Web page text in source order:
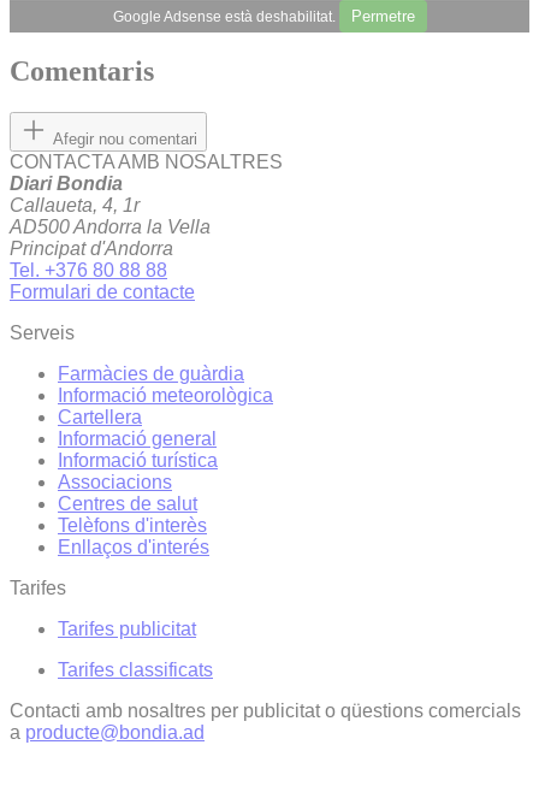
Google Adsense està deshabilitat. Permetre
Comentaris
Afegir nou comentari
CONTACTA AMB NOSALTRES
Diari Bondia
Callaueta, 4, 1r
AD500 Andorra la Vella
Principat d'Andorra
Tel. +376 80 88 88
Formulari de contacte
Serveis
Farmàcies de guàrdia
Informació meteorològica
Cartellera
Informació general
Informació turística
Associacions
Centres de salut
Telèfons d'interès
Enllaços d'interés
Tarifes
Tarifes publicitat
Tarifes classificats
Contacti amb nosaltres per publicitat o qüestions comercials
a producte@bondia.ad